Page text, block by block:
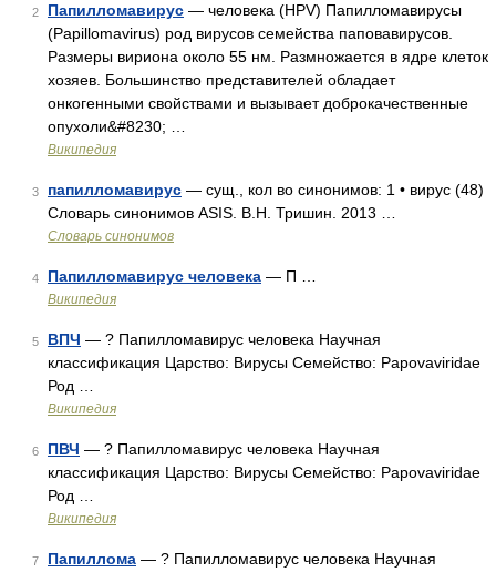
2 Папилломавирус — человека (HPV) Папилломавирусы
(Papillomavirus) род вирусов семейства паповавирусов.
Размеры вириона около 55 нм. Размножается в ядре клеток
хозяев. Большинство представителей обладает
онкогенными свойствами и вызывает доброкачественные
опухоли&#8230; …
Википедия
3 папилломавирус — сущ., кол во синонимов: 1 • вирус (48)
Словарь синонимов ASIS. В.Н. Тришин. 2013 …
Словарь синонимов
4 Папилломавирус человека — П …
Википедия
5 ВПЧ — ? Папилломавирус человека Научная
классификация Царство: Вирусы Семейство: Papovaviridae
Род …
Википедия
6 ПВЧ — ? Папилломавирус человека Научная
классификация Царство: Вирусы Семейство: Papovaviridae
Род …
Википедия
7 Папиллома — ? Папилломавирус человека Научная